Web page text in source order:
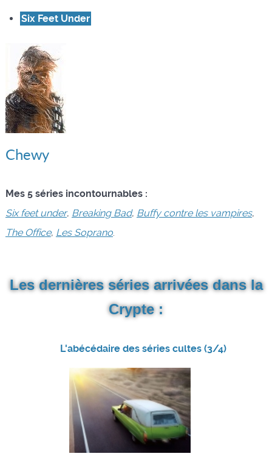
Six Feet Under
Chewy
Mes 5 séries incontournables :
Six feet under, Breaking Bad, Buffy contre les vampires,
The Office, Les Soprano.
Les dernières séries arrivées dans la
Crypte :
L'abécédaire des séries cultes (3/4)